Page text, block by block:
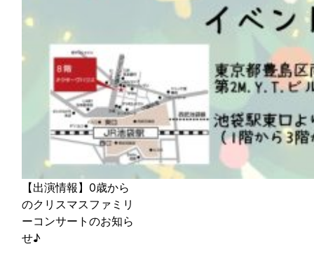
【出演情報】0歳から
のクリスマスファミリ
ーコンサートのお知ら
せ♪